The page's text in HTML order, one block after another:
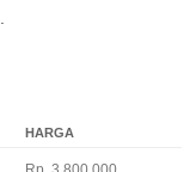
HARGA